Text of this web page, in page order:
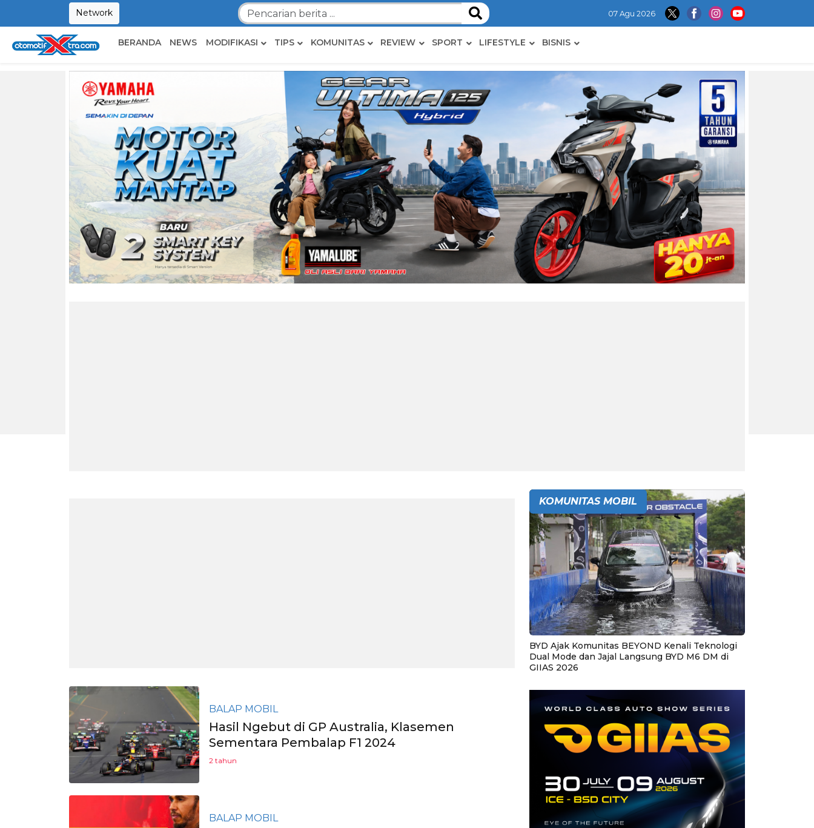
Network 07 Agu 2026
BERANDA NEWS MODIFIKASI TIPS KOMUNITAS REVIEW SPORT LIFESTYLE BISNIS
BALAP MOBIL
Hasil Ngebut di GP Australia, Klasemen
Sementara Pembalap F1 2024
2 tahun
BALAP MOBIL
KOMUNITAS MOBIL
BYD Ajak Komunitas BEYOND Kenali Teknologi
Dual Mode dan Jajal Langsung BYD M6 DM di
GIIAS 2026